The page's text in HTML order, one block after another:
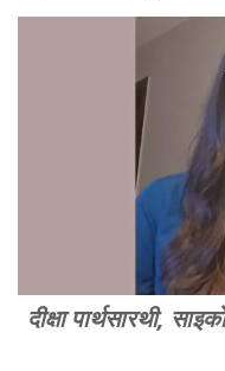
दीक्षा पार्थसारथी,